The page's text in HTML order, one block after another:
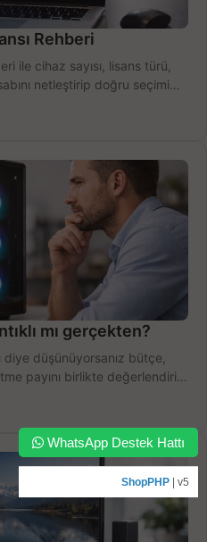
Rehberi
ile cihaz sayısı, lisans türü,
netleştirip doğru seçimi
mı gerçekten?
diye düşünüyorsanız bütçe,
payını birlikte değerlendirin,
WhatsApp Destek Hattı
ShopPHP | v5